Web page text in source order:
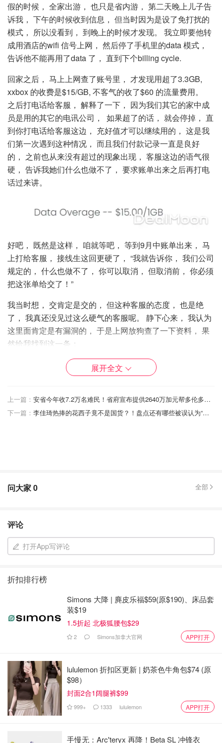
假的时候， 全家出游， 也只是省内游， 第二天晚上儿子告
诉我， 下午的时候收到信息， 但当时因为是设了免打扰的
模式， 所以没看到， 到晚上的时候才发现。 我立即要他转
成用酒店的wifi 信号上网， 然后停了手机里的data 模式，
告诉他不能再用了data 了， 直到下个billing cycle.
回家之后， 马上上网查了账号里， 才发现用超了3.3GB,
xxbox 的收费是$15/GB, 不客气的收了$60 的流量费用。
之后打电话给客服， 解释了一下， 因为我们其它的家中成
员是用的其它的电讯公司， 如果超了的话， 就会停掉， 直
到你打电话给客服这边， 充好值才可以继续用的， 这是我
们第一次遇到这种情况， 而且我们付款记录一直是良好
的， 之前也从来没有超过的现象出现， 客服这边的语气很
硬， 告诉我她们什么也做不了， 要求账单出来之后再打电
话过来讲。
好吧， 既然是这样， 咱就等吧， 等到9月中账单出来， 马
上打给客服， 接线生这回更硬了， “我就告诉你， 我们公司
规定的， 什么也做不了， 你可以取消， 但取消前， 你必须
把这张单给交了！”
我当时想， 交肯定是交的， 但这种客服的态度， 也是绝
了， 我真还没见过这么硬气的客服呢。 静下心来， 我认为
这里面肯定是有漏洞的， 于是上网放狗查了一下资料， 果
然给我找到这一条：
According to Canadian Radio-television and
Telecommunications Commission, I checked below
https://crtc.gc.ca/eng/phone/mobile/limit.htm
provider to service provider and will typically be
good idea to monitor your data usage. A service
provider must suspend data overage charges once
they reach $50 within a single monthly billing cycle,
expressly consents to pay additional charges.
简而言之， 超过$50的部分， 其实XXBOX 就不应该再收
了， 除非得到用户的授权。 而且我的情况刚好超过了$60,
xxBOX 应该是一直都这么干， 只要用户不反对， 他们就靠
这 data overage 的收费， 都是一大笔的收益呀！
我找到这条， 马上写邮件给XXBOX, 来回几个邮件， 他们
的语气还是很硬，
以及诉求， 于是我只能加重语气：
展开全文
上一篇：
安省今年收7.2万名难民！省府宣布提供2640万加元帮多伦多难民解决在住房！
下一篇：
李佳琦热捧的花西子竟不是国货？！盘点还有哪些被误认为“国货”的品牌！真心错付😅
问大家0 全部
评论
打开App写评论
折扣排行榜
Simons 大降 | 麂皮乐福$59(原$190)、床品套
装$19
1.5折起 北极狐腰包$29
2 Simons加拿大官网 APP打开
lululemon 折扣区更新 | 奶茶色牛角包$74 (原
$98）
封面2合1阔腿裤$99
999+ 1333 lululemon APP打开
手慢无：Arc'teryx 再降！Beta SL 冲锋衣